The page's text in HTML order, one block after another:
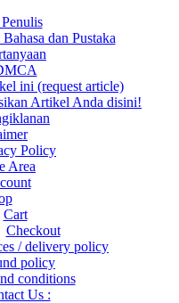
dan Pustaka
ini (request article)
Artikel Anda disini!
Policy
Area
Cart
Checkout
/ delivery policy
policy
conditions
Us :